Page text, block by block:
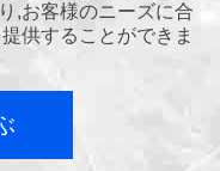
,お客様のニーズに合
供することができま